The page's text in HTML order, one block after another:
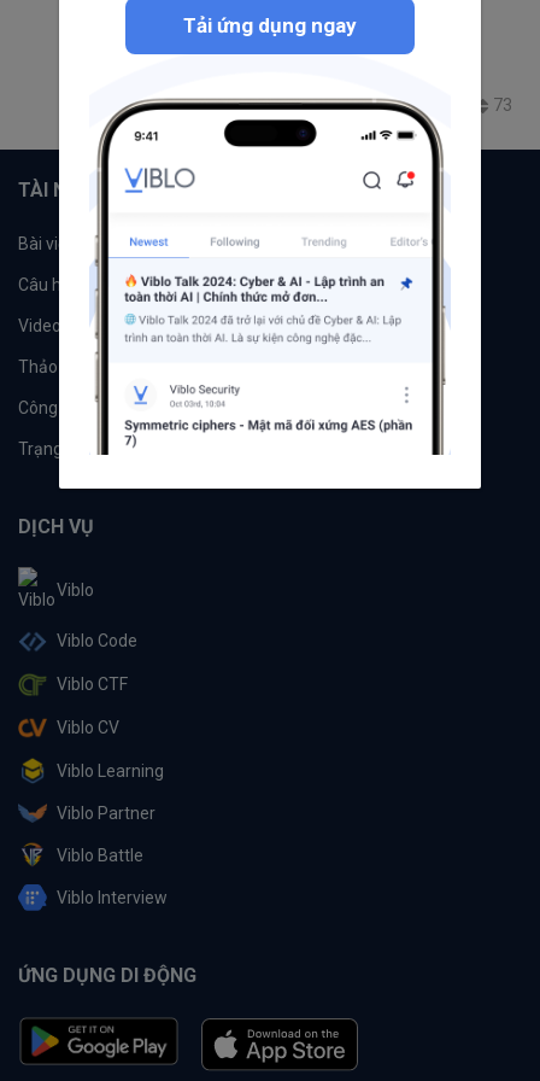
Trending thg 8 12, 2022 10:39 SA
010: Apache Kafka connect concept
15.3K 20 18 +7 73
TÀI NGUYÊN
Bài viết Tổ chức
Câu hỏi Tags
Videos Tác giả
Thảo luận
Công cụ
Trạng thái hệ thống
DỊCH VỤ
Viblo
Viblo Code
Viblo CTF
Viblo CV
Viblo Learning
Viblo Partner
Viblo Battle
Viblo Interview
ỨNG DỤNG DI ĐỘNG
Tải ứng dụng ngay